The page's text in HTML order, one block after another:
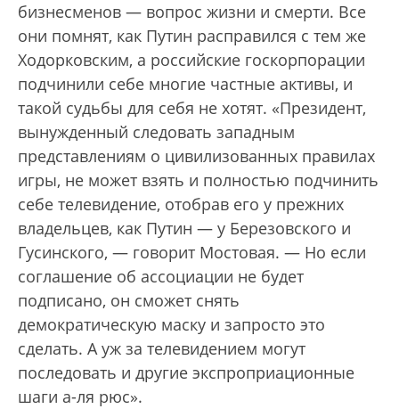
бизнесменов — вопрос жизни и смерти. Все
они помнят, как Путин расправился с тем же
Ходорковским, а российские госкорпорации
подчинили себе многие частные активы, и
такой судьбы для себя не хотят. «Президент,
вынужденный следовать западным
представлениям о цивилизованных правилах
игры, не может взять и полностью подчинить
себе телевидение, отобрав его у прежних
владельцев, как Путин — у Березовского и
Гусинского, — говорит Мостовая. — Но если
соглашение об ассоциации не будет
подписано, он сможет снять
демократическую маску и запросто это
сделать. А уж за телевидением могут
последовать и другие экспроприационные
шаги а-ля рюс».